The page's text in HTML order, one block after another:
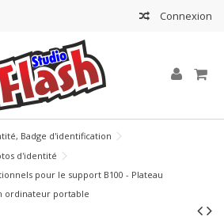
Connexion
Badge d'identification
d'identité
pour le support B100 - Plateau
ordinateur portable